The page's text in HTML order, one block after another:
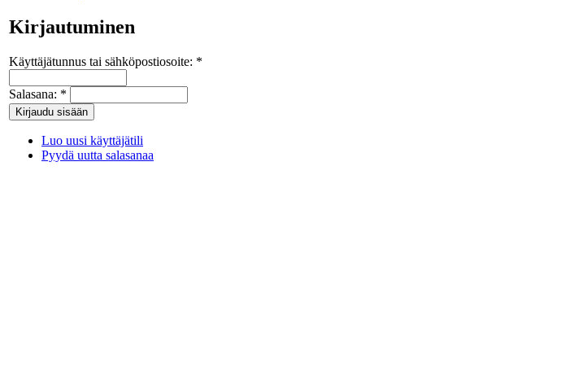
Kirjautuminen
Käyttäjätunnus tai sähköpostiosoite: *
Salasana: *
Luo uusi käyttäjätili
Pyydä uutta salasanaa